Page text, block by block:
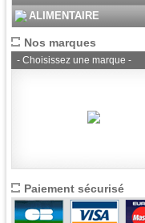
ALIMENTAIRE
Nos marques
Paiement sécurisé